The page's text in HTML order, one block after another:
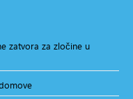
zatvora za zločine u